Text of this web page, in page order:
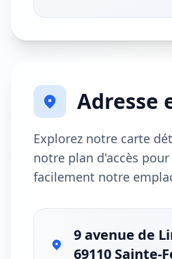
Adresse
Explorez notre carte
notre plan d'accès
facilement notre
9 avenue de
69110 Sainte-